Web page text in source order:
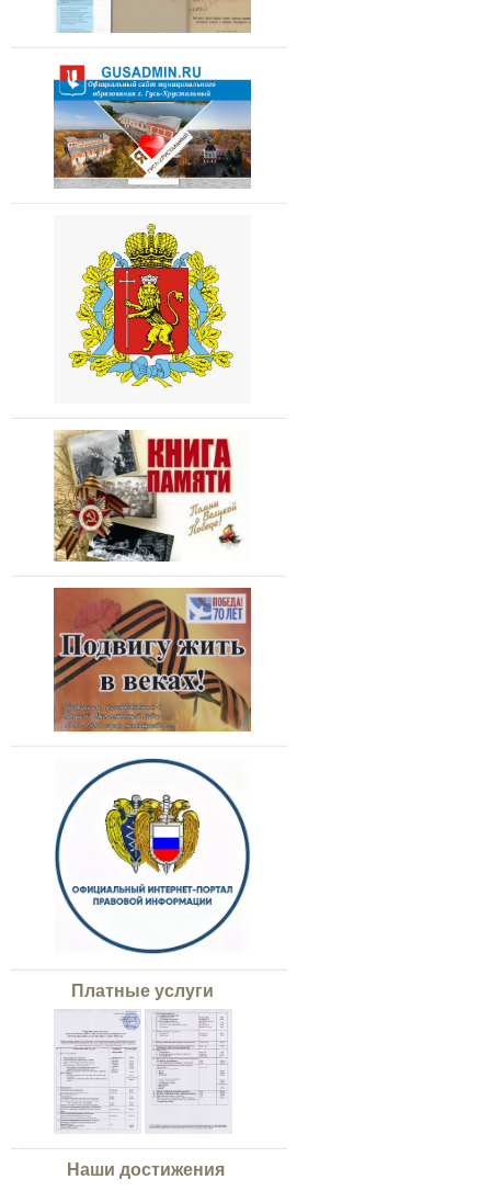
Платные услуги
Наши достижения